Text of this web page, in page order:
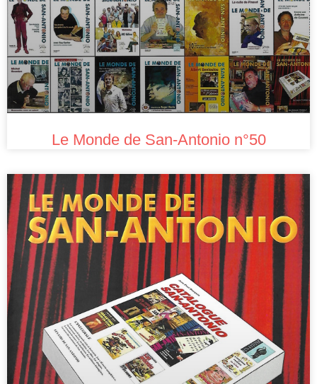
Le Monde de San-Antonio n°50